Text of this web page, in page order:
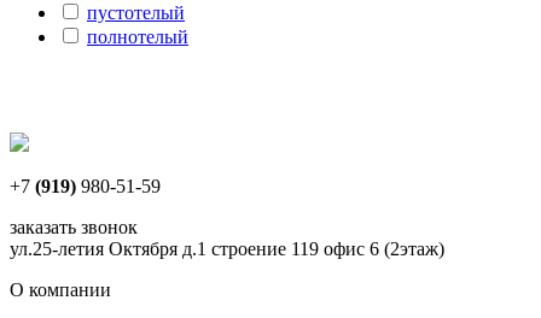
пустотелый
полнотелый
+7 (919) 980-51-59
заказать звонок
ул.25-летия Октября д.1 строение 119 офис 6 (2этаж)
О компании